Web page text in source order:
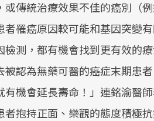
或傳統治療效果不佳的癌別（
罹癌原因較可能和基因突變
測，都有機會找到更有效的
認為無藥可醫的癌症末期患
有機會延長壽命！」連銘渝醫
抱持正面、樂觀的態度積極